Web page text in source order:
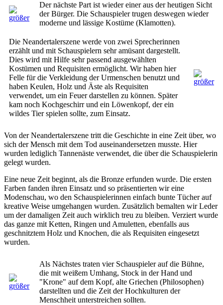
Der nächste Part ist wieder einer aus der heutigen Sicht
der Bürger. Die Schauspieler trugen deswegen wieder
moderne und lässige Kostüme (Klamotten).
Die Neandertalerszene werde von zwei Sprecherinnen
erzählt und mit Schauspielern sehr amüsant dargestellt.
Dies wird mit Hilfe sehr passend ausgewählten
Kostümen und Requisiten ermöglicht. Wir haben hier
Felle für die Verkleidung der Urmenschen benutzt und
haben Keulen, Holz und Äste als Requisiten
verwendet, um ein Feuer darstellen zu können. Später
kam noch Kochgeschirr und ein Löwenkopf, der ein
wildes Tier spielen sollte, zum Einsatz.
Von der Neandertalerszene tritt die Geschichte in eine Zeit über, wo
sich der Mensch mit dem Tod auseinandersetzen musste. Hier
wurden lediglich Tannenäste verwendet, die über die Schauspielerin
gelegt wurden.
Eine neue Zeit beginnt, als die Bronze erfunden wurde. Die ersten
Farben fanden ihren Einsatz und so präsentierten wir eine
Modenschau, wo den Schauspielerinnen einfach bunte Tücher auf
kreative Weise umgehangen wurden. Zusätzlich bemalten wir Leder
um der damaligen Zeit auch wirklich treu zu bleiben. Verziert wurde
das ganze mit Ketten, Ringen und Amuletten, ebenfalls aus
geschnitztem Holz und Knochen, die als Requisiten eingesetzt
wurden.
Als Nächstes traten vier Schauspieler auf die Bühne,
die mit weißem Umhang, Stock in der Hand und
"Krone" auf dem Kopf, alte Griechen (Philosophen)
darstellten und die Zeit der Hochkulturen der
Menschheit unterstreichen sollten.